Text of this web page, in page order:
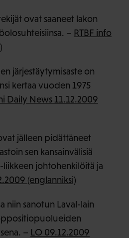
ovat saaneet lakon
– RTBF info
järjestäytymisaste on
kertaa vuoden 1975
Daily News 11.12.2009
jälleen pidättäneet
sen kansainvälisiä
liikkeen johtohenkilöitä ja
(englanniksi)
niin sanotun Laval-lain
– LO 09.12.2009